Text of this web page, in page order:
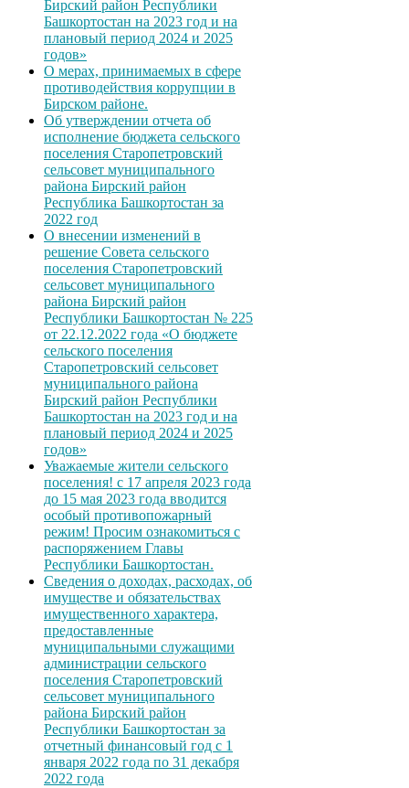
Бирский район Республики
Башкортостан на 2023 год и на
плановый период 2024 и 2025
годов»
О мерах, принимаемых в сфере
противодействия коррупции в
Бирском районе.
Об утверждении отчета об
исполнение бюджета сельского
поселения Старопетровский
сельсовет муниципального
района Бирский район
Республика Башкортостан за
2022 год
О внесении изменений в
решение Совета сельского
поселения Старопетровский
сельсовет муниципального
района Бирский район
Республики Башкортостан № 225
от 22.12.2022 года «О бюджете
сельского поселения
Старопетровский сельсовет
муниципального района
Бирский район Республики
Башкортостан на 2023 год и на
плановый период 2024 и 2025
годов»
Уважаемые жители сельского
поселения! с 17 апреля 2023 года
до 15 мая 2023 года вводится
особый противопожарный
режим! Просим ознакомиться с
распоряжением Главы
Республики Башкортостан.
Сведения о доходах, расходах, об
имуществе и обязательствах
имущественного характера,
предоставленные
муниципальными служащими
администрации сельского
поселения Старопетровский
сельсовет муниципального
района Бирский район
Республики Башкортостан за
отчетный финансовый год с 1
января 2022 года по 31 декабря
2022 года